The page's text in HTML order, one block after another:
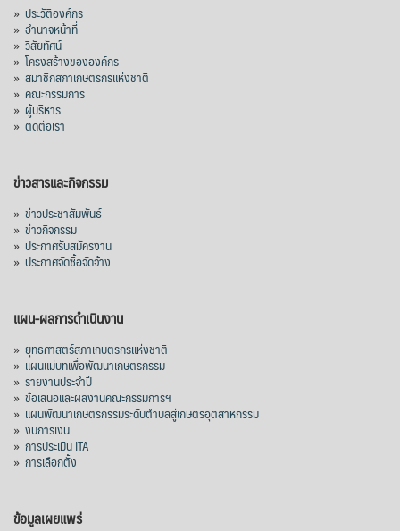
» ประวัติองค์กร
» อำนาจหน้าที่
» วิสัยทัศน์
» โครงสร้างขององค์กร
» สมาชิกสภาเกษตรกรแห่งชาติ
» คณะกรรมการ
» ผู้บริหาร
» ติดต่อเรา
ข่าวสารและกิจกรรม
» ข่าวประชาสัมพันธ์
» ข่าวกิจกรรม
» ประกาศรับสมัครงาน
» ประกาศจัดซื้อจัดจ้าง
แผน-ผลการดำเนินงาน
» ยุทธศาสตร์สภาเกษตรกรแห่งชาติ
» แผนแม่บทเพื่อพัฒนาเกษตรกรรม
» รายงานประจำปี
» ข้อเสนอและผลงานคณะกรรมการฯ
» แผนพัฒนาเกษตรกรรมระดับตำบลสู่เกษตรอุตสาหกรรม
» งบการเงิน
» การประเมิน ITA
» การเลือกตั้ง
ข้อมูลเผยแพร่